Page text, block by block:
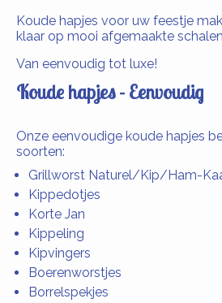
Koude hapjes voor uw feestje
klaar op mooi afgemaakte
Van eenvoudig tot luxe!
Koude hapjes - Eenvoudig
Onze eenvoudige koude hapjes
soorten:
Grillworst Naturel/Kip/Ham-
Kippedotjes
Korte Jan
Kippeling
Kipvingers
Boerenworstjes
Borrelspekjes